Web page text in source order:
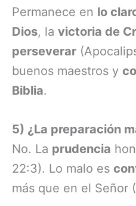
Permanece en lo
Dios, la victoria de
perseverar
buenos maestros y
Biblia.
5) ¿La preparación
No. La prudencia
22:3). Lo malo es
más que en el Señor